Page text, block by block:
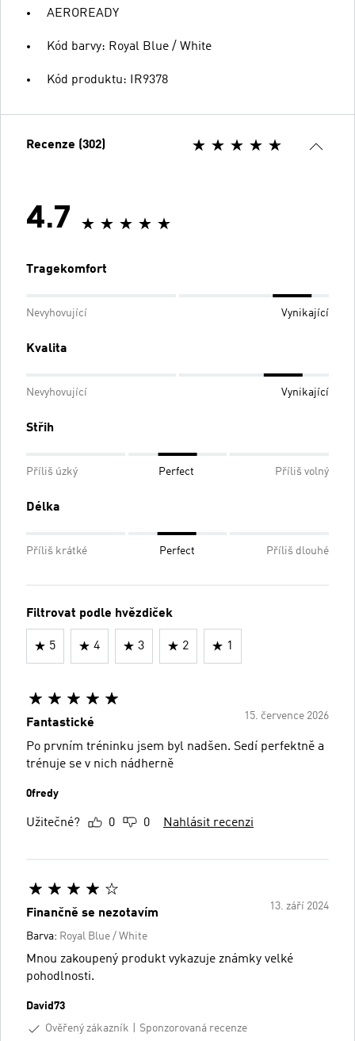
AEROREADY
Kód barvy: Royal Blue / White
Kód produktu: IR9378
Recenze (302)
4.7
Tragekomfort
Nevyhovující Vynikající
Kvalita
Nevyhovující Vynikající
Střih
Příliš úzký Perfect Příliš volný
Délka
Příliš krátké Perfect Příliš dlouhé
Filtrovat podle hvězdiček
5 4 3 2 1
15. července 2026
Fantastické
Po prvním tréninku jsem byl nadšen. Sedí perfektně a
trénuje se v nich nádherně
0fredy
Užitečné? 0 0 Nahlásit recenzi
13. září 2024
Finančně se nezotavím
Barva: Royal Blue / White
Mnou zakoupený produkt vykazuje známky velké
pohodlnosti.
David73
Ověřený zákazník
Sponzorovaná recenze